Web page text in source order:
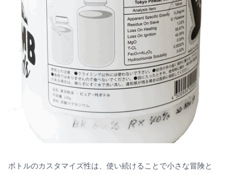
ボトルのカスタマイズ性は、使い続けることで小さな冒険と